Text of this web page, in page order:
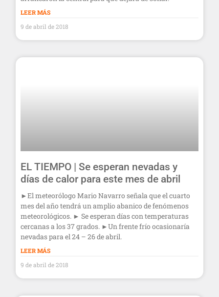
LEER MÁS
9 de abril de 2018
EL TIEMPO | Se esperan nevadas y
días de calor para este mes de abril
►El meteorólogo Mario Navarro señala que el cuarto
mes del año tendrá un amplio abanico de fenómenos
meteorológicos. ► Se esperan días con temperaturas
cercanas a los 37 grados. ►Un frente frío ocasionaría
nevadas para el 24 – 26 de abril.
LEER MÁS
9 de abril de 2018